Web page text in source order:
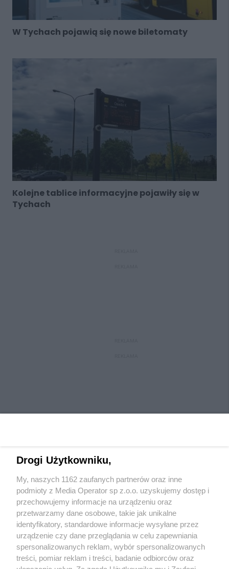
W Tychach pojawią się nowe biletomaty
Kolejne tablice informacyjne pojawiły się w
Tychach
Wydawca mediówlokalnych
Nie zapomnij
zapoznać się z:
polityką prywatności regulamin korzystania z portali
Drogi Użytkowniku,
My, naszych 1162 zaufanych partnerów oraz inne
podmioty z Media Operator sp z.o.o. uzyskujemy dostęp i
przechowujemy informacje na urządzeniu oraz
przetwarzamy dane osobowe, takie jak unikalne
identyfikatory, standardowe informacje wysyłane przez
urządzenie czy dane przeglądania w celu zapewniania
spersonalizowanych reklam, wybór spersonalizowanych
treści, pomiar reklam i treści, badanie odbiorców oraz